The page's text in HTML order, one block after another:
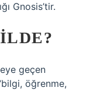
Gnosis’tir.
geçen
öğrenme,